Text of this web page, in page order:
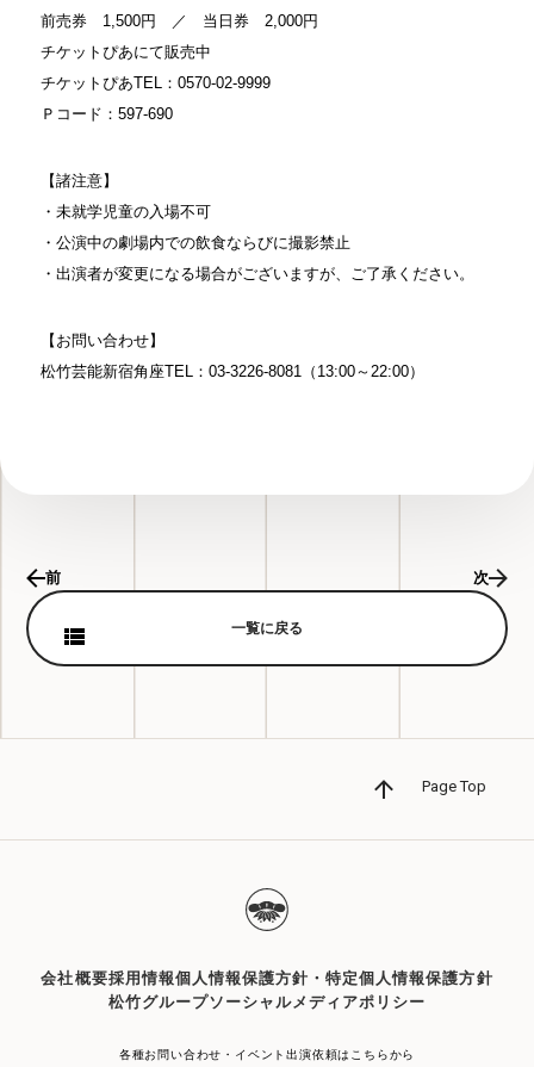
前売券 1,500円 ／ 当日券 2,000円
チケットぴあにて販売中
チケットぴあTEL：0570-02-9999
Ｐコード：597-690
【諸注意】
・未就学児童の入場不可
・公演中の劇場内での飲食ならびに撮影禁止
・出演者が変更になる場合がございますが、ご了承ください。
【お問い合わせ】
松竹芸能新宿角座TEL：03-3226-8081（13:00～22:00）
前 次
一覧に戻る
Page Top
会社概要採用情報個人情報保護方針・特定個人情報保護方針
松竹グループソーシャルメディアポリシー
各種お問い合わせ・イベント出演依頼はこちらから